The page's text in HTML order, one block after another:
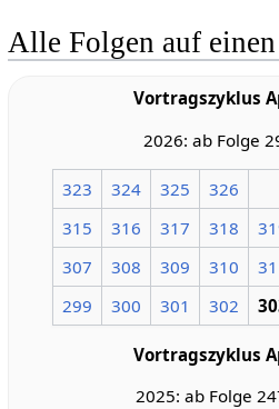
Alle Folgen auf
Vortragszyklus
2026: ab Folge
323 324 325
326
315
316 317 318
307
308 309 310
299
300 301 302
Vortragszyklus
2025: ab Folge